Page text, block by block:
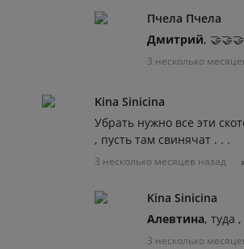
Пчела Пчела
Дмитрий, 🤝🤝🤝
3 несколько
Kina Sinicina
Убрать нужно все эти
, пусть там свинячат . . .
3 несколько месяцев назад
Kina Sinicina
Алевтина, туда
3 несколько